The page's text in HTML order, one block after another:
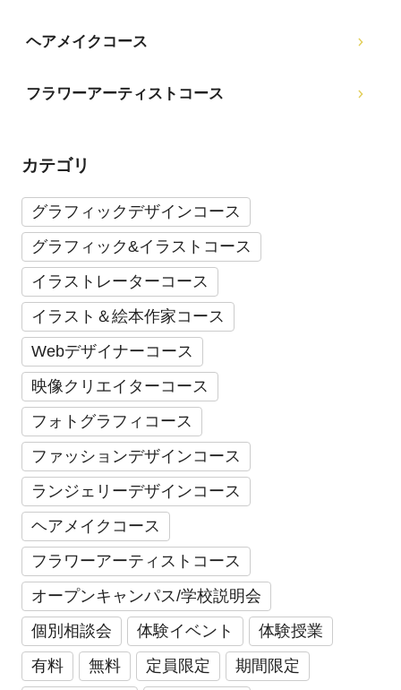
ヘアメイクコース
フラワーアーティストコース
カテゴリ
グラフィックデザインコース
グラフィック&イラストコース
イラストレーターコース
イラスト＆絵本作家コース
Webデザイナーコース
映像クリエイターコース
フォトグラフィコース
ファッションデザインコース
ランジェリーデザインコース
ヘアメイクコース
フラワーアーティストコース
オープンキャンパス/学校説明会
個別相談会
体験イベント
体験授業
有料
無料 定員限定
期間限定